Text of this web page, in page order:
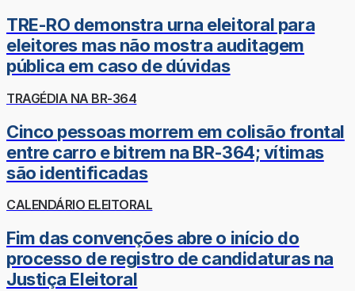
TRE-RO demonstra urna eleitoral para
eleitores mas não mostra auditagem
pública em caso de dúvidas
TRAGÉDIA NA BR-364
Cinco pessoas morrem em colisão frontal
entre carro e bitrem na BR-364; vítimas
são identificadas
CALENDÁRIO ELEITORAL
Fim das convenções abre o início do
processo de registro de candidaturas na
Justiça Eleitoral